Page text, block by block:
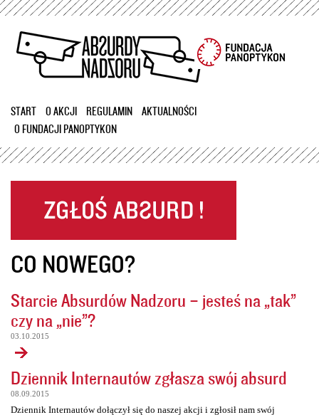
Przejdź
treści
START O AKCJI REGULAMIN
AKTUALNOŚCI
O FUNDACJI PANOPTYKON
CO NOWEGO?
Starcie Absurdów Nadzoru – jesteś na „tak”
czy na „nie”?
03.10.2015
Dziennik Internautów zgłasza swój absurd
08.09.2015
Dziennik Internautów dołączył się do naszej akcji i zgłosił nam swój